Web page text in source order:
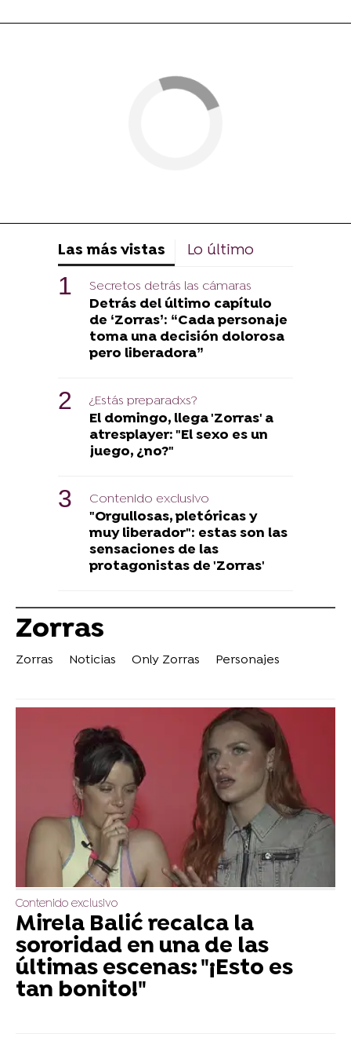
Las más vistas Lo último
Secretos detrás las cámaras
Detrás del último capítulo
de ‘Zorras’: “Cada personaje
toma una decisión dolorosa
pero liberadora”
¿Estás preparadxs?
El domingo, llega 'Zorras' a
atresplayer: "El sexo es un
juego, ¿no?"
Contenido exclusivo
"Orgullosas, pletóricas y
muy liberador": estas son las
sensaciones de las
protagonistas de 'Zorras'
Zorras
Zorras Noticias Only Zorras Personajes
Contenido exclusivo
Mirela Balić recalca la
sororidad en una de las
últimas escenas: "¡Esto es
tan bonito!"